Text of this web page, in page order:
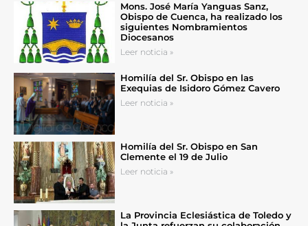
Mons. José María Yanguas Sanz,
Obispo de Cuenca, ha realizado los
siguientes Nombramientos
Diocesanos
Leer noticia »
Homilía del Sr. Obispo en las
Exequias de Isidoro Gómez Cavero
Leer noticia »
Homilía del Sr. Obispo en San
Clemente el 19 de Julio
Leer noticia »
La Provincia Eclesiástica de Toledo y